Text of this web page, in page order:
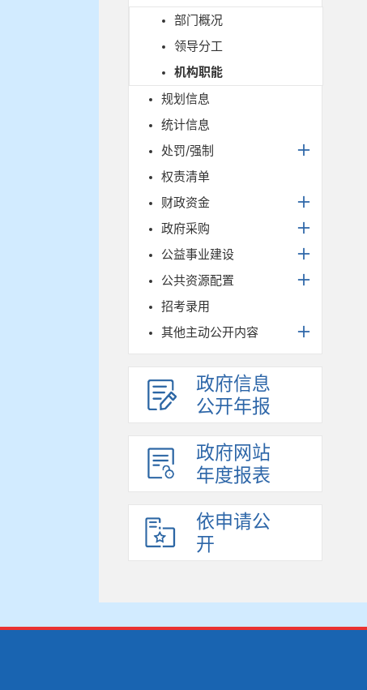
部门概况
领导分工
机构职能
规划信息
统计信息
处罚/强制
权责清单
财政资金
政府采购
公益事业建设
公共资源配置
招考录用
其他主动公开内容
政府信息
公开年报
政府网站
年度报表
依申请公
开